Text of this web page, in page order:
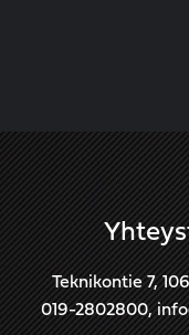
Teknikontie 7,
019-2802800,